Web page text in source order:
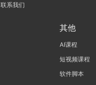
联系我们
其他
AI课程
短视频课程
软件脚本